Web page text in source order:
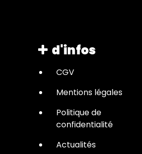
d'infos
CGV
Mentions légales
Politique de
confidentialité
Actualités